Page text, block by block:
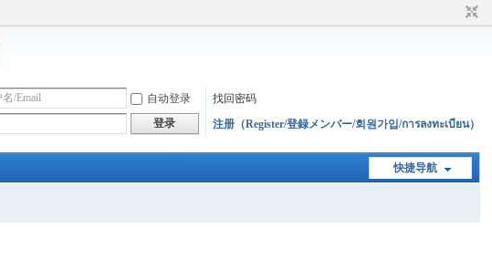
自动登录
找回密码
登录 注册（Register/登録メンバー/회원가입/การลงทะเบียน）
快捷导航